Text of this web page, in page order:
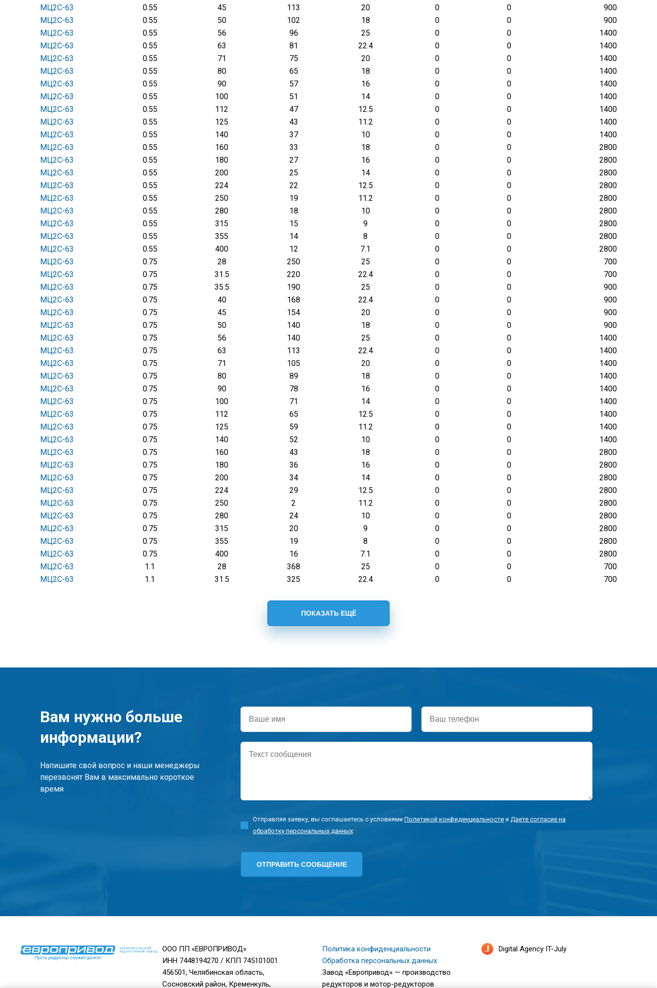
МЦ2С-63
0.55 45 113 20 0 0
900
МЦ2С-63
0.55 50 102 18 0 0
900
МЦ2С-63
0.55 56 96 25 0 0
1400
МЦ2С-63
0.55 63 81 22.4 0 0
1400
МЦ2С-63
0.55 71 75 20 0 0
1400
МЦ2С-63
0.55 80 65 18 0 0
1400
МЦ2С-63
0.55 90 57 16 0 0
1400
МЦ2С-63
0.55 100 51 14 0 0
1400
МЦ2С-63
0.55 112 47 12.5 0 0
1400
МЦ2С-63
0.55 125 43 11.2 0 0
1400
МЦ2С-63
0.55 140 37 10 0 0
1400
МЦ2С-63
0.55 160 33 18 0 0
2800
МЦ2С-63
0.55 180 27 16 0 0
2800
МЦ2С-63
0.55 200 25 14 0 0
2800
МЦ2С-63
0.55 224 22 12.5 0 0
2800
МЦ2С-63
0.55 250 19 11.2 0 0
2800
МЦ2С-63
0.55 280 18 10 0 0
2800
МЦ2С-63
0.55 315 15 9 0 0
2800
МЦ2С-63
0.55 355 14 8 0 0
2800
МЦ2С-63
0.55 400 12 7.1 0 0
2800
МЦ2С-63
0.75 28 250 25 0 0
700
МЦ2С-63
0.75 31.5 220 22.4 0 0
700
МЦ2С-63
0.75 35.5 190 25 0 0
900
МЦ2С-63
0.75 40 168 22.4 0 0
900
МЦ2С-63
0.75 45 154 20 0 0
900
МЦ2С-63
0.75 50 140 18 0 0
900
МЦ2С-63
0.75 56 140 25 0 0
1400
МЦ2С-63
0.75 63 113 22.4 0 0
1400
МЦ2С-63
0.75 71 105 20 0 0
1400
МЦ2С-63
0.75 80 89 18 0 0
1400
МЦ2С-63
0.75 90 78 16 0 0
1400
МЦ2С-63
0.75 100 71 14 0 0
1400
МЦ2С-63
0.75 112 65 12.5 0 0
1400
МЦ2С-63
0.75 125 59 11.2 0 0
1400
МЦ2С-63
0.75 140 52 10 0 0
1400
МЦ2С-63
0.75 160 43 18 0 0
2800
МЦ2С-63
0.75 180 36 16 0 0
2800
МЦ2С-63
0.75 200 34 14 0 0
2800
МЦ2С-63
0.75 224 29 12.5 0 0
2800
МЦ2С-63
0.75 250 2 11.2 0 0
2800
МЦ2С-63
0.75 280 24 10 0 0
2800
МЦ2С-63
0.75 315 20 9 0 0
2800
МЦ2С-63
0.75 355 19 8 0 0
2800
МЦ2С-63
0.75 400 16 7.1 0 0
2800
МЦ2С-63
1.1 28 368 25 0 0
700
МЦ2С-63
1.1 31.5 325 22.4 0 0 700
Вам нужно больше
информации?
Напишите свой вопрос и наши менеджеры
перезвонят Вам в максимально короткое
время
Ваше
имя
Ваш
телефон
Текст
сообщения
Отправляя заявку, вы соглашаетесь с условиями Политикой конфиденциальности и Даете согласие на
обработку персональных данных
ООО ПП «ЕВРОПРИВОД»
ИНН 7448194270 / КПП 745101001
456501, Челябинская область,
Сосновский район, Кременкуль,
Политика конфиденциальности
Обработка персональных данных
Завод «Европривод» — производство
редукторов и мотор-редукторов.
Digital Agency IT-July